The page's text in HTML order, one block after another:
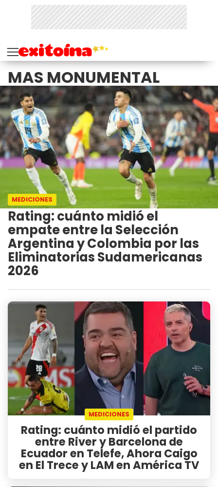
MAS MONUMENTAL
MEDICIONES
Rating: cuánto midió el
empate entre la Selección
Argentina y Colombia por las
Eliminatorias Sudamericanas
2026
MEDICIONES
Rating: cuánto midió el partido
entre River y Barcelona de
Ecuador en Telefe, Ahora Caigo
en El Trece y LAM en América TV